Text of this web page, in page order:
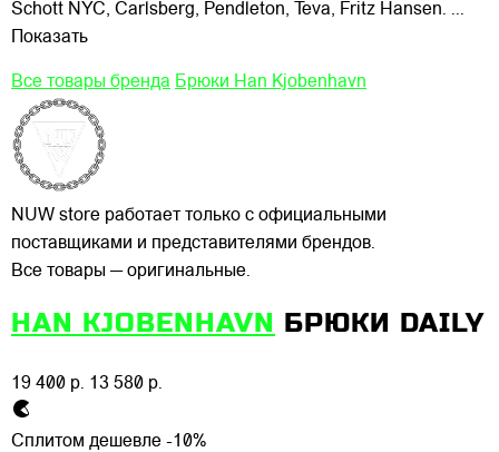
Schott NYC, Carlsberg, Pendleton, Teva, Fritz Hansen. ...
Показать
Все товары бренда Брюки Han Kjobenhavn
NUW store работает только с официальными
поставщиками и представителями брендов.
Все товары — оригинальные.
HAN KJOBENHAVN БРЮКИ DAILY
19 400 р. 13 580 р.
Сплитом дешевле -10%